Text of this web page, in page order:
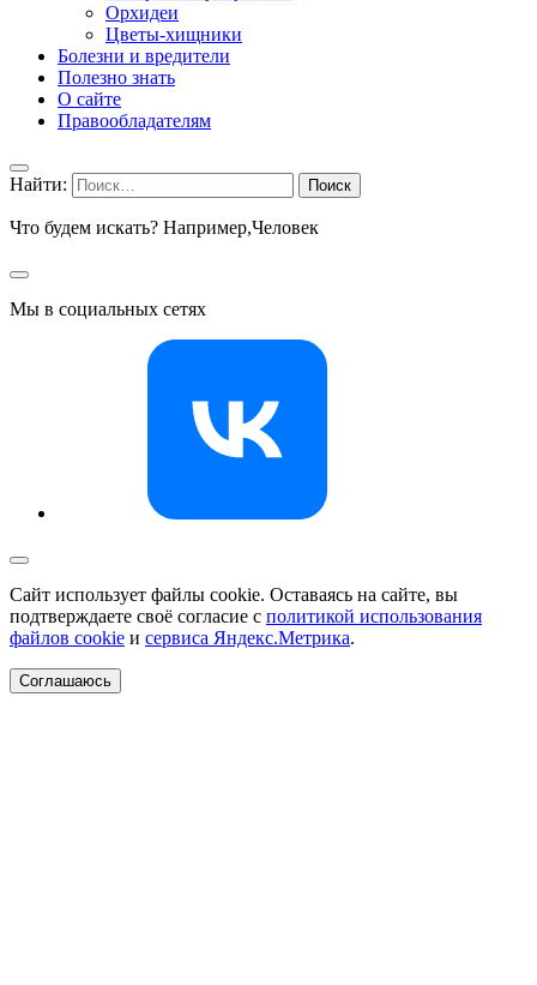
Орхидеи
Цветы-хищники
Болезни и вредители
Полезно знать
О сайте
Правообладателям
Найти:
Что будем искать? Например,Человек
Мы в социальных сетях
Сайт использует файлы cookie. Оставаясь на сайте, вы
подтверждаете своё согласие с политикой использования
файлов cookie и сервиса Яндекс.Метрика.
Соглашаюсь